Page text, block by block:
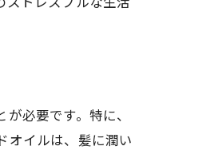
必要です。特に、
オイルは、髪に潤い